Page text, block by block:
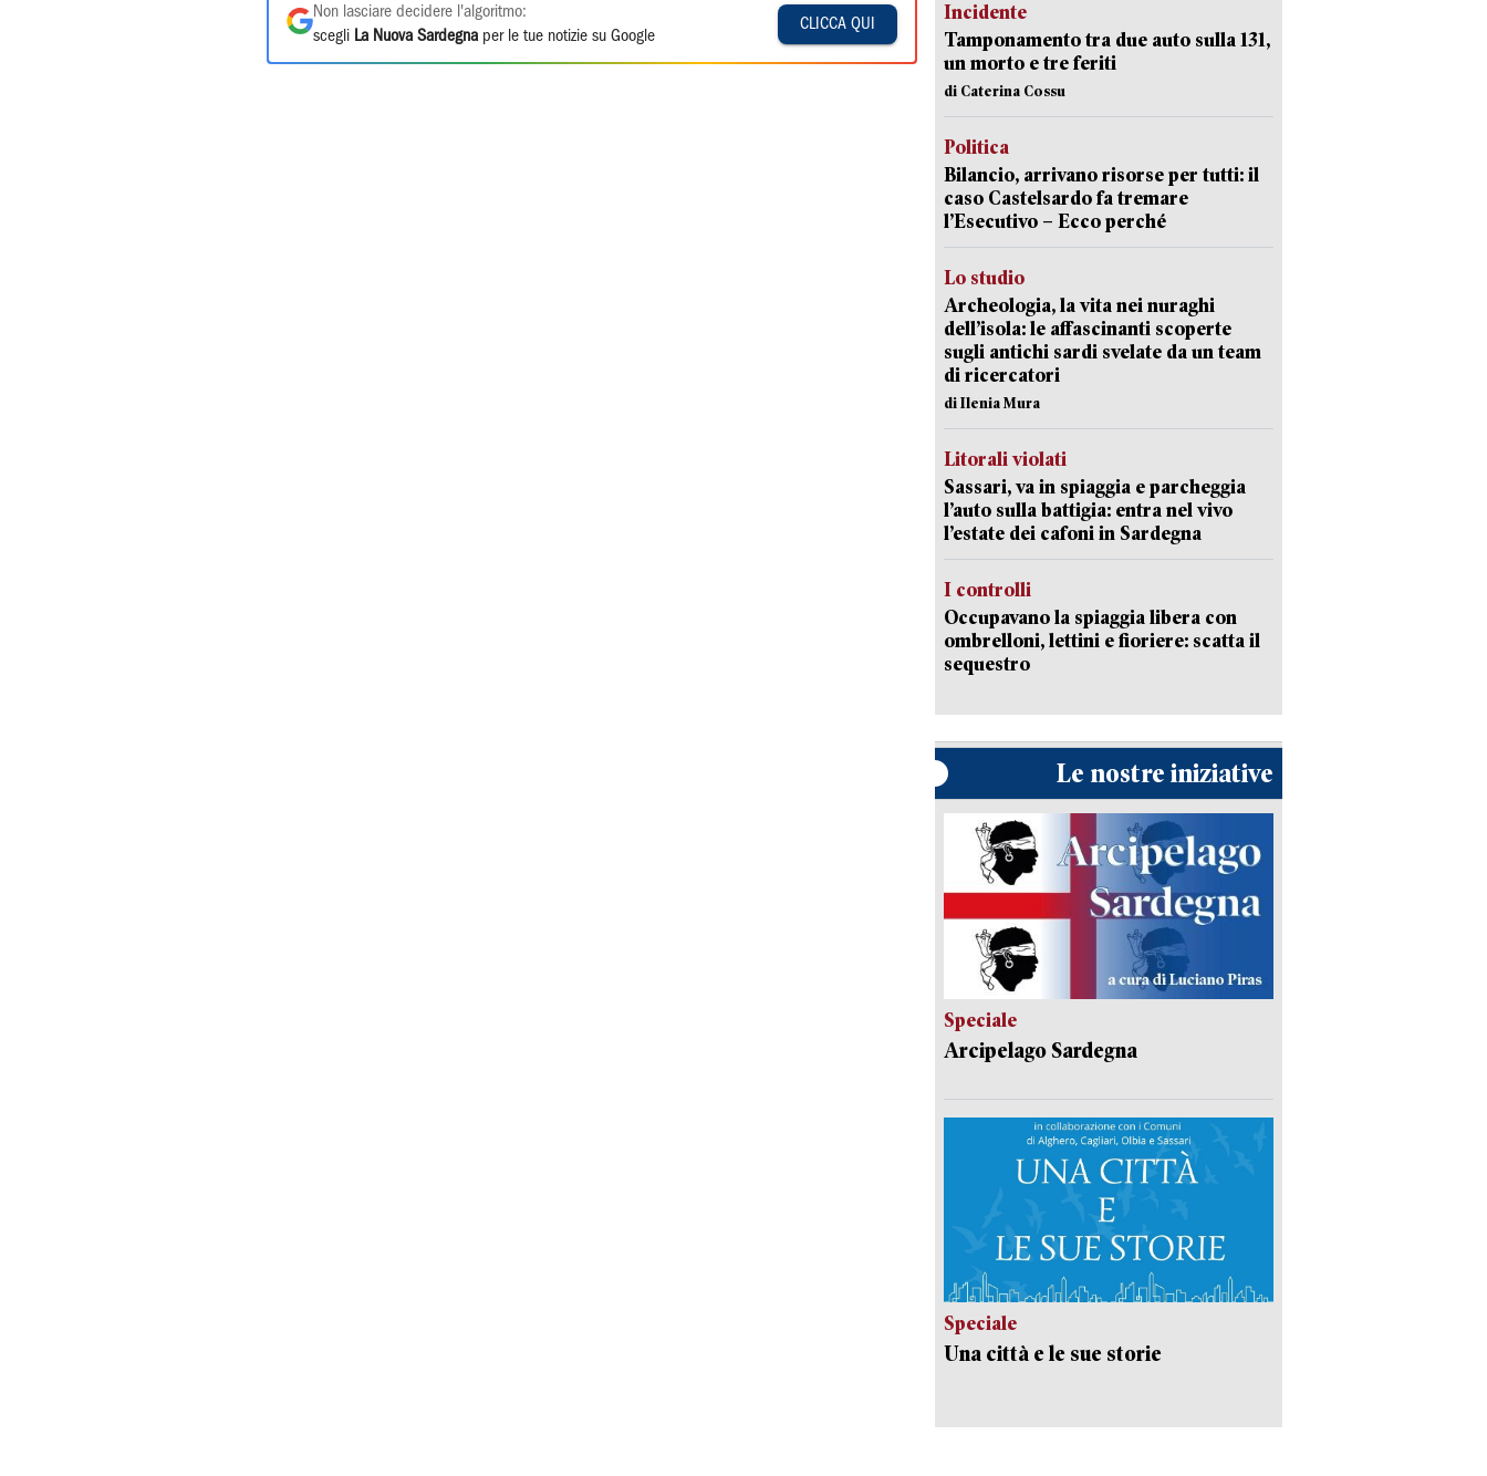
Non lasciare decidere l'algoritmo:
scegli La Nuova Sardegna per le tue notizie su Google
CLICCA QUI
Incidente
Tamponamento tra due auto sulla 131,
un morto e tre feriti
di Caterina Cossu
Politica
Bilancio, arrivano risorse per tutti: il
caso Castelsardo fa tremare
l’Esecutivo – Ecco perché
Lo studio
Archeologia, la vita nei nuraghi
dell’isola: le affascinanti scoperte
sugli antichi sardi svelate da un team
di ricercatori
di Ilenia Mura
Litorali violati
Sassari, va in spiaggia e parcheggia
l’auto sulla battigia: entra nel vivo
l’estate dei cafoni in Sardegna
I controlli
Occupavano la spiaggia libera con
ombrelloni, lettini e fioriere: scatta il
sequestro
Le nostre iniziative
Speciale
Arcipelago Sardegna
Speciale
Una città e le sue storie